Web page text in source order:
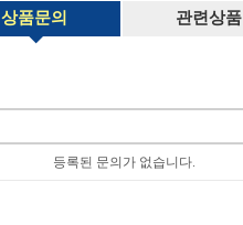
상품문의 관련상품
등록된 문의가 없습니다.